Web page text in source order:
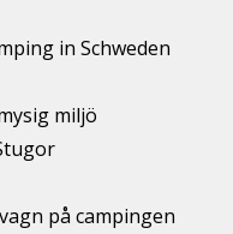
in Schweden
miljö
på campingen